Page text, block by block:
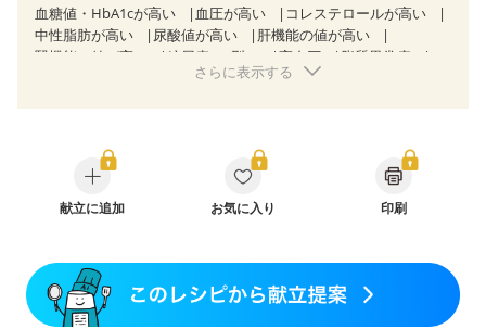
血糖値・HbA1cが高い
血圧が高い
コレステロールが高い
中性脂肪が高い
尿酸値が高い
肝機能の値が高い
腎機能の値が高い
糖尿病（2型） 高血圧
脂質異常症
狭心症 心筋梗塞
糖尿病性腎症（第１期）
糖尿病性腎症（第２期）
CKD（ステージ１）
CKD（ステージ２）
乳がん（抗がん剤治療中）
乳がん（ホルモン療法中）
産後（ミルク）
乾癬
フレイル（年齢に合わせた体作り）
低栄養予防
貧血対策
さらに表示する
献立に追加 お気に入り 印刷